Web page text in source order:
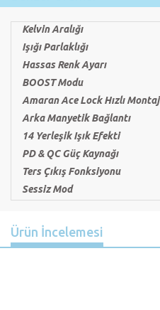
Kelvin Aralığı
Işığı Parlaklığı
Hassas Renk Ayarı
BOOST Modu
Amaran Ace Lock Hızlı Montaj
Arka Manyetik Bağlantı
14 Yerleşik Işık Efekti
PD & QC Güç Kaynağı
Ters Çıkış Fonksiyonu
Sessiz Mod
Ürün İncelemesi